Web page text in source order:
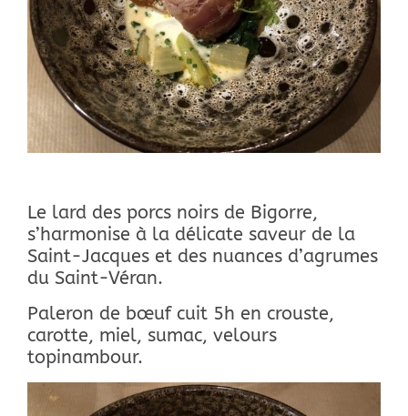
Le lard des porcs noirs de Bigorre,
s’harmonise à la délicate saveur de la
Saint-Jacques et des nuances d’agrumes
du Saint-Véran.
Paleron de bœuf cuit 5h en crouste,
carotte, miel, sumac, velours
topinambour.